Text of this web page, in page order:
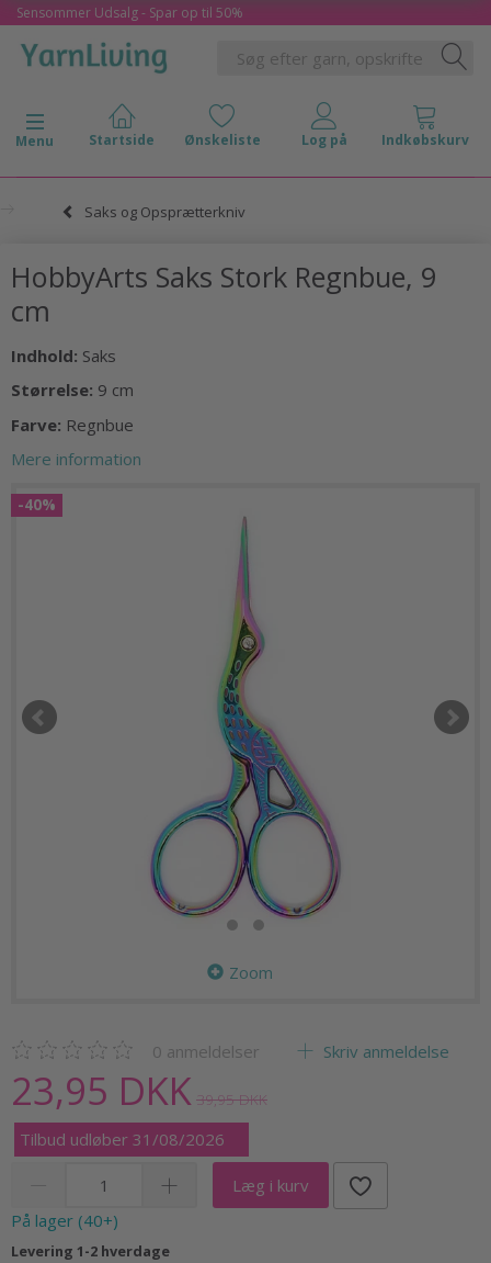
Sensommer Udsalg - Spar op til 50%
Skifte navigation
Menu
Saks og Opsprætterkniv
HobbyArts Saks Stork Regnbue, 9
cm
Indhold: Saks
Størrelse: 9 cm
Farve: Regnbue
Mere information
-40%
Zoom
0 anmeldelser Skriv anmeldelse
23,95 DKK 39,95 DKK
Tilbud udløber 31/08/2026
Læg i kurv
På lager (40+)
Levering 1-2 hverdage